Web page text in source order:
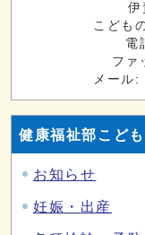
伊
こども
電
ファ
メール
健康福祉部こど
お知らせ
妊娠・出産